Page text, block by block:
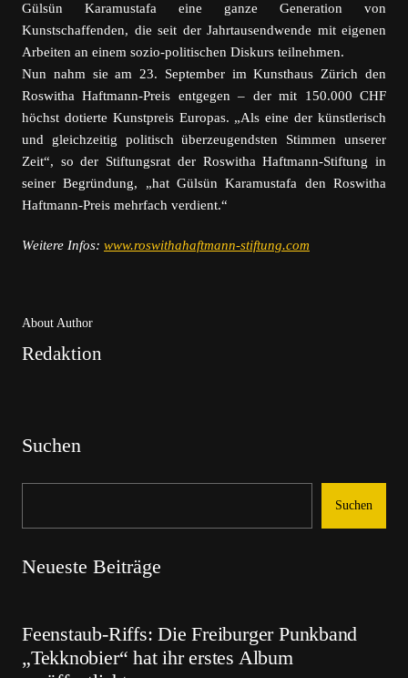
Gülsün Karamustafa eine ganze Generation von
Kunstschaffenden, die seit der Jahrtausendwende mit eigenen
Arbeiten an einem sozio-politischen Diskurs teilnehmen.
Nun nahm sie am 23. September im Kunsthaus Zürich den
Roswitha Haftmann-Preis entgegen – der mit 150.000 CHF
höchst dotierte Kunstpreis Europas. „Als eine der künstlerisch
und gleichzeitig politischüberzeugendsten Stimmen unserer
Zeit“, so der Stiftungsrat der Roswitha Haftmann-Stiftung in
seiner Begründung, „hat Gülsün Karamustafa den Roswitha
Haftmann-Preis mehrfach verdient.“
Weitere Infos: www.roswithahaftmann-stiftung.com
About Author
Redaktion
Suchen
Suchen
Neueste Beiträge
Feenstaub-Riffs: Die Freiburger Punkband
„Tekknobier“ hat ihr erstes Album